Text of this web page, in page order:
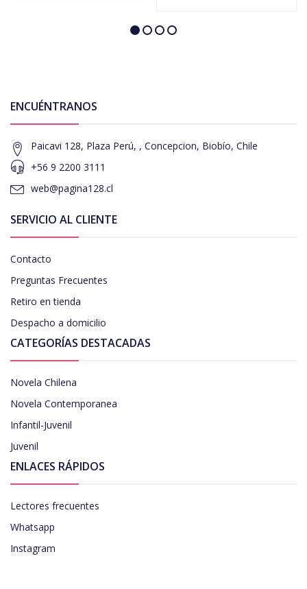
ENCUÉNTRANOS
Paicavi 128, Plaza Perú, , Concepcion, Biobío, Chile
+56 9 2200 3111
web@pagina128.cl
SERVICIO AL CLIENTE
Contacto
Preguntas Frecuentes
Retiro en tienda
Despacho a domicilio
CATEGORÍAS DESTACADAS
Novela Chilena
Novela Contemporanea
Infantil-Juvenil
Juvenil
ENLACES RÁPIDOS
Lectores frecuentes
Whatsapp
Instagram